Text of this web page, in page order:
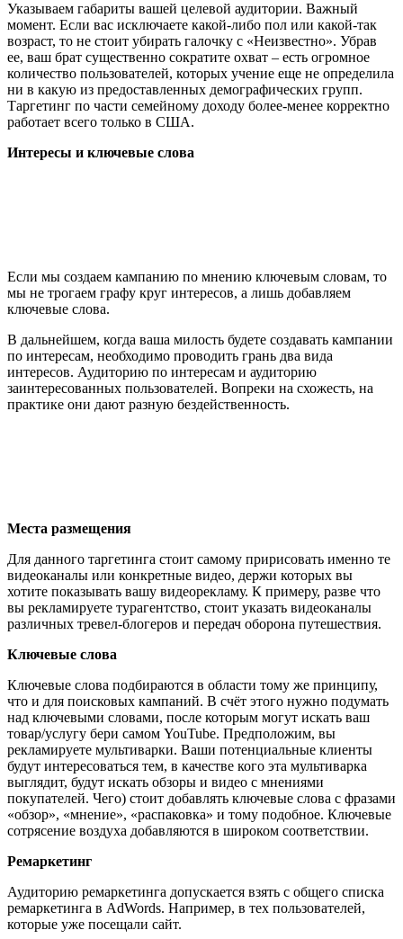
Указываем габариты вашей целевой аудитории. Важный
момент. Если вас исключаете какой-либо пол или какой-так
возраст, то не стоит убирать галочку с «Неизвестно». Убрав
ее, ваш брат существенно сократите охват – есть огромное
количество пользователей, которых учение еще не определила
ни в какую из предоставленных демографических групп.
Таргетинг по части семейному доходу более-менее корректно
работает всего только в США.
Интересы и ключевые слова
Если мы создаем кампанию по мнению ключевым словам, то
мы не трогаем графу круг интересов, а лишь добавляем
ключевые слова.
В дальнейшем, когда ваша милость будете создавать кампании
по интересам, необходимо проводить грань два вида
интересов. Аудиторию по интересам и аудиторию
заинтересованных пользователей. Вопреки на схожесть, на
практике они дают разную бездейственность.
Места размещения
Для данного таргетинга стоит самому пририсовать именно те
видеоканалы или конкретные видео, держи которых вы
хотите показывать вашу видеорекламу. К примеру, разве что
вы рекламируете турагентство, стоит указать видеоканалы
различных тревел-блогеров и передач оборона путешествия.
Ключевые слова
Ключевые слова подбираются в области тому же принципу,
что и для поисковых кампаний. В счёт этого нужно подумать
над ключевыми словами, после которым могут искать ваш
товар/услугу бери самом YouTube. Предположим, вы
рекламируете мультиварки. Ваши потенциальные клиенты
будут интересоваться тем, в качестве кого эта мультиварка
выглядит, будут искать обзоры и видео с мнениями
покупателей. Чего) стоит добавлять ключевые слова с фразами
«обзор», «мнение», «распаковка» и тому подобное. Ключевые
сотрясение воздуха добавляются в широком соответствии.
Ремаркетинг
Аудиторию ремаркетинга допускается взять с общего списка
ремаркетинга в AdWords. Например, в тех пользователей,
которые уже посещали сайт.